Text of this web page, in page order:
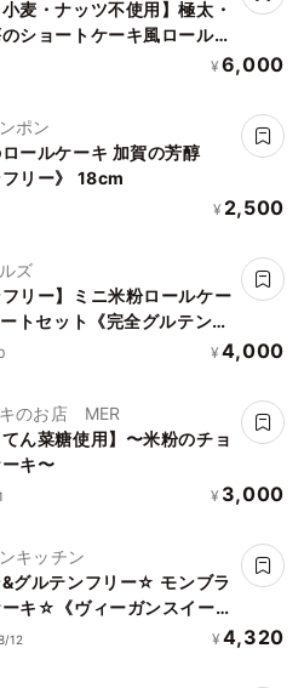
ラ)
小麦・ナッツ不使用】極太・
ショートケーキ風ロールケ
¥ 6,000
ポン
ールケーキ 加賀の芳醇
フリー》 18cm
¥ 2,500
ズ
フリー】ミニ米粉ロールケー
トセット《完全グルテンフ
¥ 4,000
のお店 MER
てん菜糖使用】〜米粉のチョ
キ〜
¥ 3,000
キッチン
グルテンフリー☆ モンブラ
ーキ☆《ヴィーガンスイー
12 ¥ 4,320